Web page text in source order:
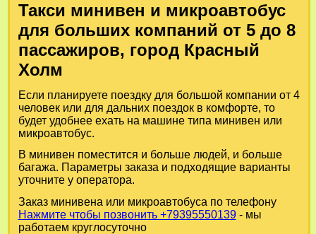
Такси минивен и микроавтобус
для больших компаний от 5 до 8
пассажиров, город Красный
Холм
Если планируете поездку для большой компании от 4
человек или для дальних поездок в комфорте, то
будет удобнее ехать на машине типа минивен или
микроавтобус.
В минивен поместится и больше людей, и больше
багажа. Параметры заказа и подходящие варианты
уточните у оператора.
Заказ минивена или микроавтобуса по телефону
Нажмите чтобы позвонить +79395550139- мы
работаем круглосуточно